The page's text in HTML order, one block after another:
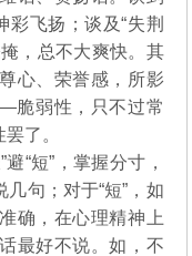
彩飞扬；谈及“失荆
，总不大爽快。其
心、荣誉感，所影
脆弱性，只不过常
了。
“短”，掌握分寸，
句；对于“短”，如
确，在心理精神上
最好不说。如，不